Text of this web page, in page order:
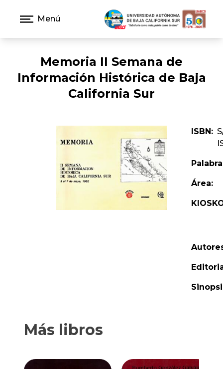
Menú
Memoria II Semana de
Información Histórica de Baja
California Sur
ISBN:
Área:
Más libros